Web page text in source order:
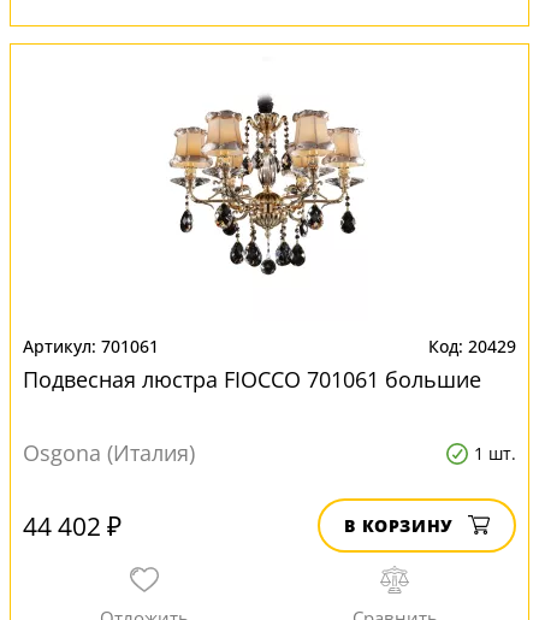
701061 20429
Подвесная люстра FIOCCO 701061 большие
Osgona (Италия) 1 шт.
44 402 ₽ В КОРЗИНУ